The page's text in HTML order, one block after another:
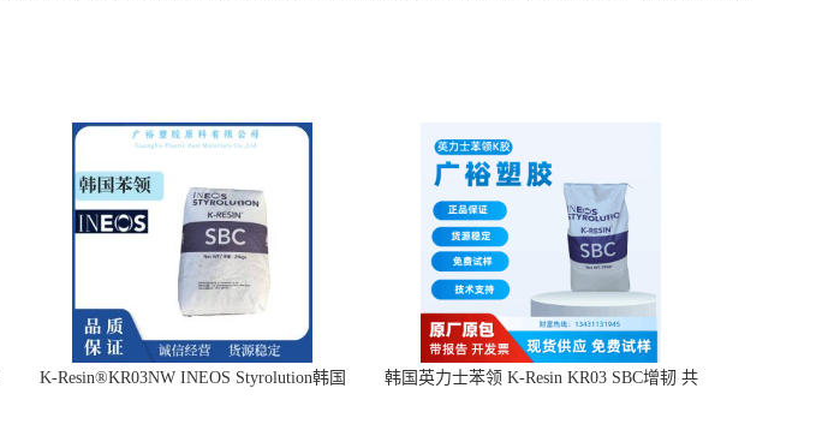
K-Resin®KR03NW INEOS Styrolution韩国
韩国英力士苯领 K-Resin KR03 SBC增韧 共